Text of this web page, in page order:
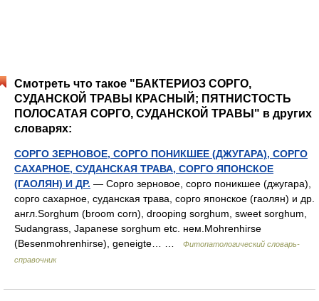
Смотреть что такое "БАКТЕРИОЗ СОРГО,
СУДАНСКОЙ ТРАВЫ КРАСНЫЙ; ПЯТНИСТОСТЬ
ПОЛОСАТАЯ СОРГО, СУДАНСКОЙ ТРАВЫ" в других
словарях:
СОРГО ЗЕРНОВОЕ, СОРГО ПОНИКШЕЕ (ДЖУГАРА), СОРГО
САХАРНОЕ, СУДАНСКАЯ ТРАВА, СОРГО ЯПОНСКОЕ
(ГАОЛЯН) И ДР. — Сорго зерновое, сорго поникшее (джугара),
сорго сахарное, суданская трава, сорго японское (гаолян) и др.
англ.Sorghum (broom corn), drooping sorghum, sweet sorghum,
Sudangrass, Japanese sorghum etc. нем.Mohrenhirse
(Besenmohrenhirse), geneigte… …
Фитопатологический словарь-
справочник